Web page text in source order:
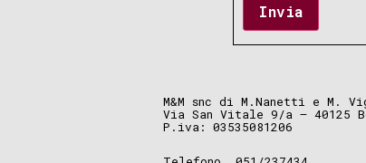
Invia
M&M snc di M.Nanetti e M.
Via San Vitale 9/a – 40125
P.iva: 03535081206